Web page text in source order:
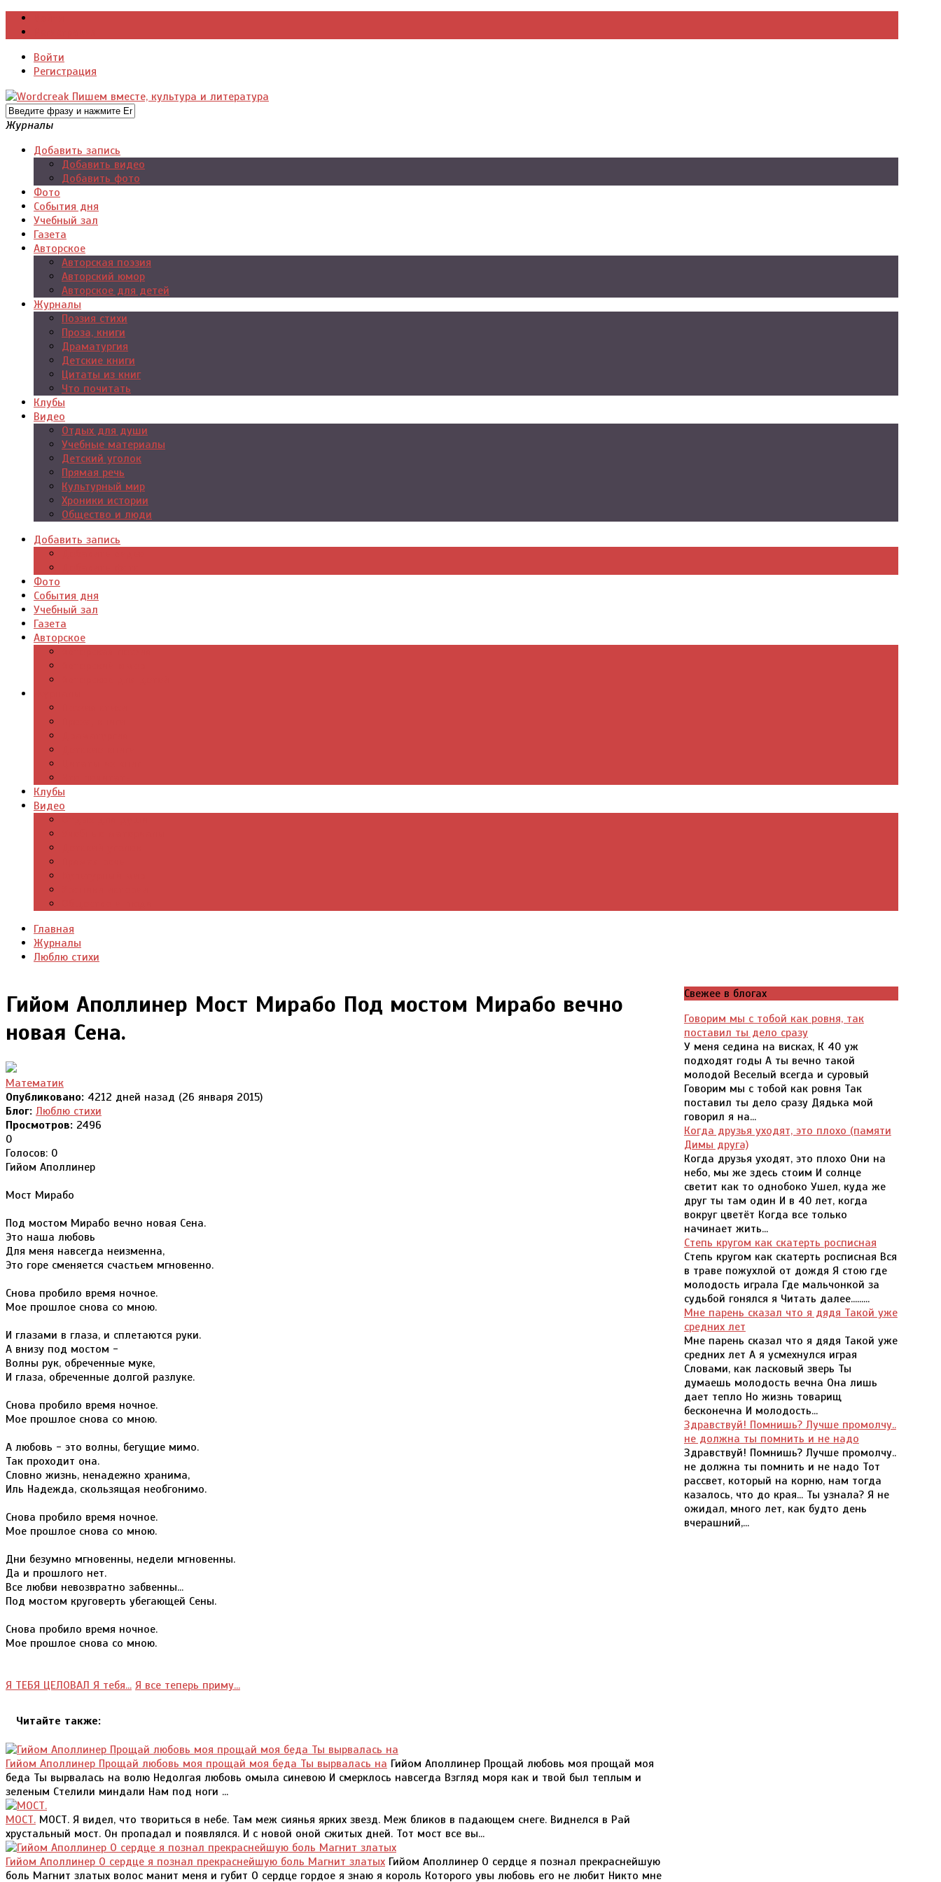
Войти
Регистрация
Журналы
Добавить запись
Добавить видео
Добавить фото
Фото
События дня
Учебный зал
Газета
Авторское
Авторская поэзия
Авторский юмор
Авторское для детей
Журналы
Поэзия стихи
Проза, книги
Драматургия
Детские книги
Цитаты из книг
Что почитать
Клубы
Видео
Отдых для души
Учебные материалы
Детский уголок
Прямая речь
Культурный мир
Хроники истории
Общество и люди
Добавить запись
Фото
События дня
Учебный зал
Газета
Авторское
Клубы
Видео
Главная
Журналы
Люблю стихи
Гийом Аполлинер Мост Мирабо Под мостом Мирабо вечно
новая Сена.
Математик
Опубликовано: 4212 дней назад (26 января 2015)
Блог: Люблю стихи
Просмотров: 2496
0
Голосов: 0
Гийом Аполлинер
Мост Мирабо
Под мостом Мирабо вечно новая Сена.
Это наша любовь
Для меня навсегда неизменна,
Это горе сменяется счастьем мгновенно.
Снова пробило время ночное.
Мое прошлое снова со мною.
И глазами в глаза, и сплетаются руки.
А внизу под мостом -
Волны рук, обреченные муке,
И глаза, обреченные долгой разлуке.
Снова пробило время ночное.
Мое прошлое снова со мною.
А любовь - это волны, бегущие мимо.
Так проходит она.
Словно жизнь, ненадежно хранима,
Иль Надежда, скользящая необгонимо.
Снова пробило время ночное.
Мое прошлое снова со мною.
Дни безумно мгновенны, недели мгновенны.
Да и прошлого нет.
Все любви невозвратно забвенны...
Под мостом круговерть убегающей Сены.
Снова пробило время ночное.
Мое прошлое снова со мною.
Я ТЕБЯ ЦЕЛОВАЛ Я тебя... Я все теперь приму...
Читайте также:
Гийом Аполлинер Прощай любовь моя прощай моя беда Ты вырвалась на Гийом Аполлинер Прощай любовь моя прощай моя
беда Ты вырвалась на волю Недолгая любовь омыла синевою И смерклось навсегда Взгляд моря как и твой был теплым и
зеленым Стелили миндали Нам под ноги ...
МОСТ. МОСТ. Я видел, что твориться в небе. Там меж сиянья ярких звезд. Меж бликов в падающем снеге. Виднелся в Рай
хрустальный мост. Он пропадал и появлялся. И с новой оной сжитых дней. Тот мост все вы...
Гийом Аполлинер О сердце я познал прекраснейшую боль Магнит златых Гийом Аполлинер О сердце я познал прекраснейшую
боль Магнит златых волос манит меня и губит О сердце гордое я знаю я король Которого увы любовь его не любит Никто мне
Свежее в блогах
Говорим мы с тобой как ровня, так
поставил ты дело сразу
У меня седина на висках, К 40 уж
подходят годы А ты вечно такой
молодой Веселый всегда и суровый
Говорим мы с тобой как ровня Так
поставил ты дело сразу Дядька мой
говорил я на...
Когда друзья уходят, это плохо (памяти
Димы друга)
Когда друзья уходят, это плохо Они на
небо, мы же здесь стоим И солнце
светит как то однобоко Ушел, куда же
друг ты там один И в 40 лет, когда
вокруг цветёт Когда все только
начинает жить...
Степь кругом как скатерть росписная
Степь кругом как скатерть росписная Вся
в траве пожухлой от дождя Я стою где
молодость играла Где мальчонкой за
судьбой гонялся я Читать далее.........
Мне парень сказал что я дядя Такой уже
средних лет
Мне парень сказал что я дядя Такой уже
средних лет А я усмехнулся играя
Словами, как ласковый зверь Ты
думаешь молодость вечна Она лишь
дает тепло Но жизнь товарищ
бесконечна И молодость...
Здравствуй! Помнишь? Лучше промолчу..
не должна ты помнить и не надо
Здравствуй! Помнишь? Лучше промолчу..
не должна ты помнить и не надо Тот
рассвет, который на корню, нам тогда
казалось, что до края... Ты узнала? Я не
ожидал, много лет, как будто день
вчерашний,...